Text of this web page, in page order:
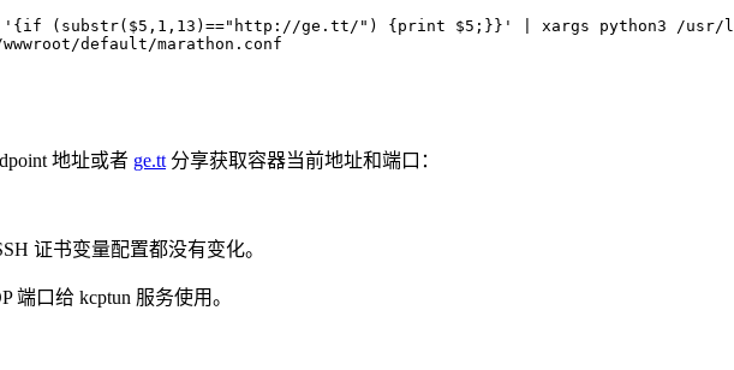
地址或者 ge.tt分享获取容器当前地址和端口：
证书变量配置都没有变化。
口给 kcptun 服务使用。